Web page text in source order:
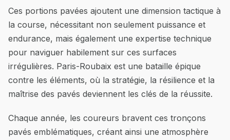
Ces portions pavées ajoutent une dimension tactique à
la course, nécessitant non seulement puissance et
endurance, mais également une expertise technique
pour naviguer habilement sur ces surfaces
irrégulières. Paris-Roubaix est une bataille épique
contre les éléments, où la stratégie, la résilience et la
maîtrise des pavés deviennent les clés de la réussite.
Chaque année, les coureurs bravent ces tronçons
pavés emblématiques, créant ainsi une atmosphère